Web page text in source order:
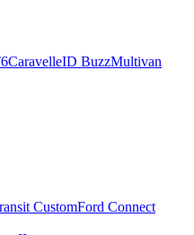
CaravelleID BuzzMultivan
CustomFord Connect